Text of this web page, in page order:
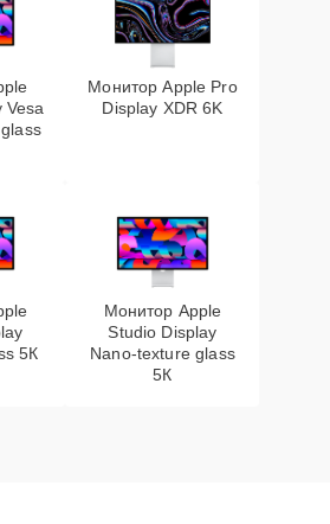
Vesa
Монитор Apple Pro
Display XDR 6K
5К
Монитор Apple
Studio Display
Nano-texture glass
5К